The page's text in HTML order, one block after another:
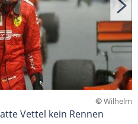
©Wilhelm
Vettel kein Rennen